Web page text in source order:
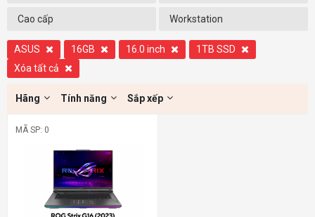
Cao cấp Workstation
ASUS 16GB 16.0 inch
1TB SSD
Xóa tất cả
Hãng Tính năng Sắp xếp
MÃ SP: 0